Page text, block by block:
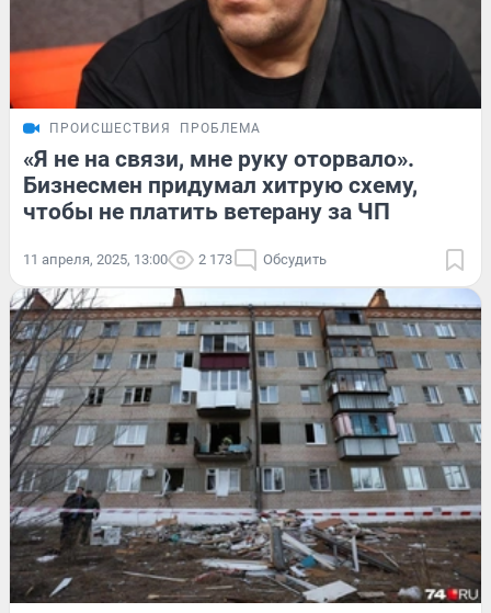
ПРОИСШЕСТВИЯ ПРОБЛЕМА
«Я не на связи, мне руку оторвало».
Бизнесмен придумал хитрую схему,
чтобы не платить ветерану за ЧП
11 апреля, 2025, 13:00 2 173 Обсудить